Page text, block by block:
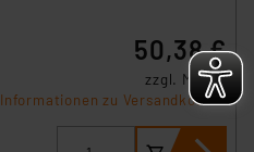
50,38 €
zzgl. MwSt.
Informationen zu Versandkosten